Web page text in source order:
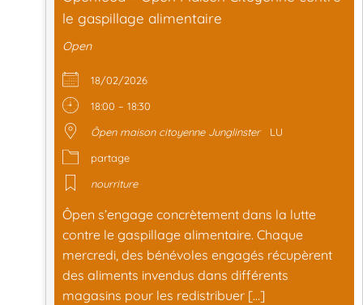
le gaspillage alimentaire
Open
18/02/2026
18:00 – 18:30
Ôpen maison citoyenne Junglinster
LU
partage
nourriture
Ôpen s’engage concrètement dans la lutte
contre le gaspillage alimentaire. Chaque
mercredi, des bénévoles engagés récupèrent
des aliments invendus dans différents
magasins pour les redistribuer […]